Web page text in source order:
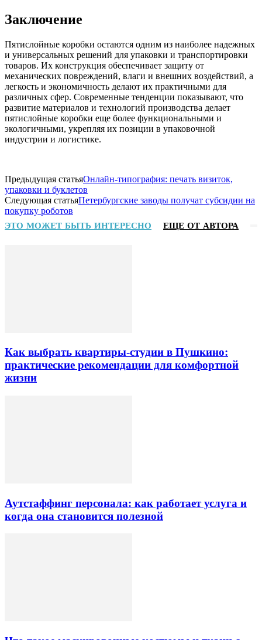
Заключение
Пятислойные коробки остаются одним из наиболее надежных
и универсальных решений для упаковки и транспортировки
товаров. Их конструкция обеспечивает защиту от
механических повреждений, влаги и внешних воздействий, а
легкость и экономичность делают их практичными для
различных сфер. Современные тенденции показывают, что
развитие материалов и технологий производства делает
пятислойные коробки еще более функциональными и
экологичными, укрепляя их позиции в упаковочной
индустрии и логистике.
Предыдущая статьяОнлайн-типография: печать визиток,
упаковки и буклетов
Следующая статьяПетербургские заводы получат субсидии на
покупку роботов
ЭТО МОЖЕТ БЫТЬ ИНТЕРЕСНО ЕЩЕ ОТ АВТОРА
Как выбрать квартиры-студии в Пушкино:
практические рекомендации для комфортной
жизни
Аутстаффинг персонала: как работает услуга и
когда она становится полезной